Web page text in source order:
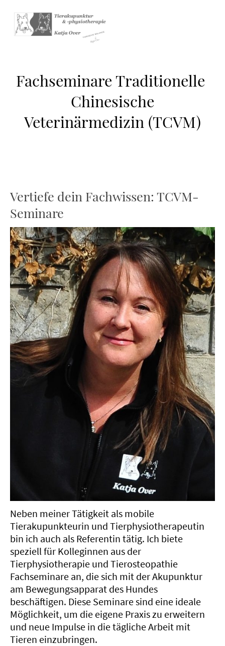
Fachseminare Traditionelle
Chinesische
Veterinärmedizin (TCVM)
Vertiefe dein Fachwissen: TCVM-
Seminare
Neben meiner Tätigkeit als mobile
Tierakupunkteurin und Tierphysiotherapeutin
bin ich auch als Referentin tätig. Ich biete
speziell für Kolleginnen aus der
Tierphysiotherapie und Tierosteopathie
Fachseminare an, die sich mit der Akupunktur
am Bewegungsapparat des Hundes
beschäftigen. Diese Seminare sind eine ideale
Möglichkeit, um die eigene Praxis zu erweitern
und neue Impulse in die tägliche Arbeit mit
Tieren einzubringen.